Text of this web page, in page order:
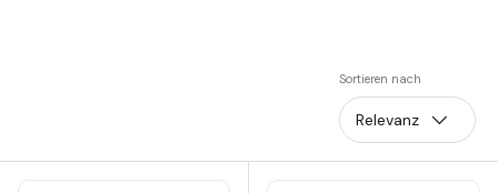
Sortieren nach
Relevanz